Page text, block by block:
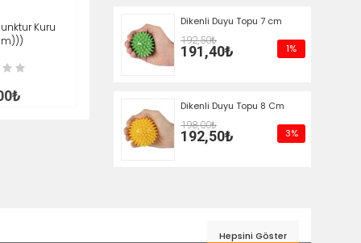
İNCELE
Kuru
1%
Dikenli Duyu Topu 7 cm
192,50₺
191,40₺
3%
Dikenli Duyu Topu 8 Cm
198,00₺
192,50₺
Hepsini Göster